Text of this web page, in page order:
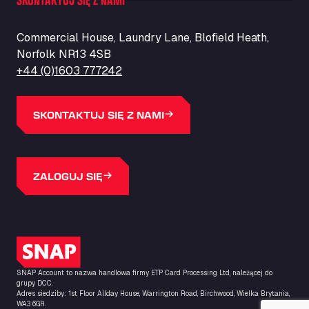
ZI de la Vallée du Bois EST, 62450
A18 Melton Ross Road, DN38 6LB
Bars Logistics Ltd
Elm Farm Depot, CO6 1HU
Bartrums Haulage & Storage
A140, Langton Green, IP23 7HS
Basiq Truck Cleaning Amsterdam
Basiq Truck Cleaning Echt
Bathgate Truck & Car Wash
16 Inchmuir Road, EH48 2EP
Batim Truckstop
Lar Bck Z 7 Mennen, 8930
Commercial House, Laundry Lane, Blofield Heath,
Norfolk NR13 4SB
+44 (0)1603 777242
SKONTAKTUJ SIĘ Z NAMI
ZALOGUJ SIĘ
Logo SNAP
SNAP Account to nazwa handlowa firmy ETP Card Processing Ltd, należącej do
grupy DCC.
Adres siedziby: 1st Floor Allday House, Warrington Road, Birchwood, Wielka Brytania,
WA3 6GR.